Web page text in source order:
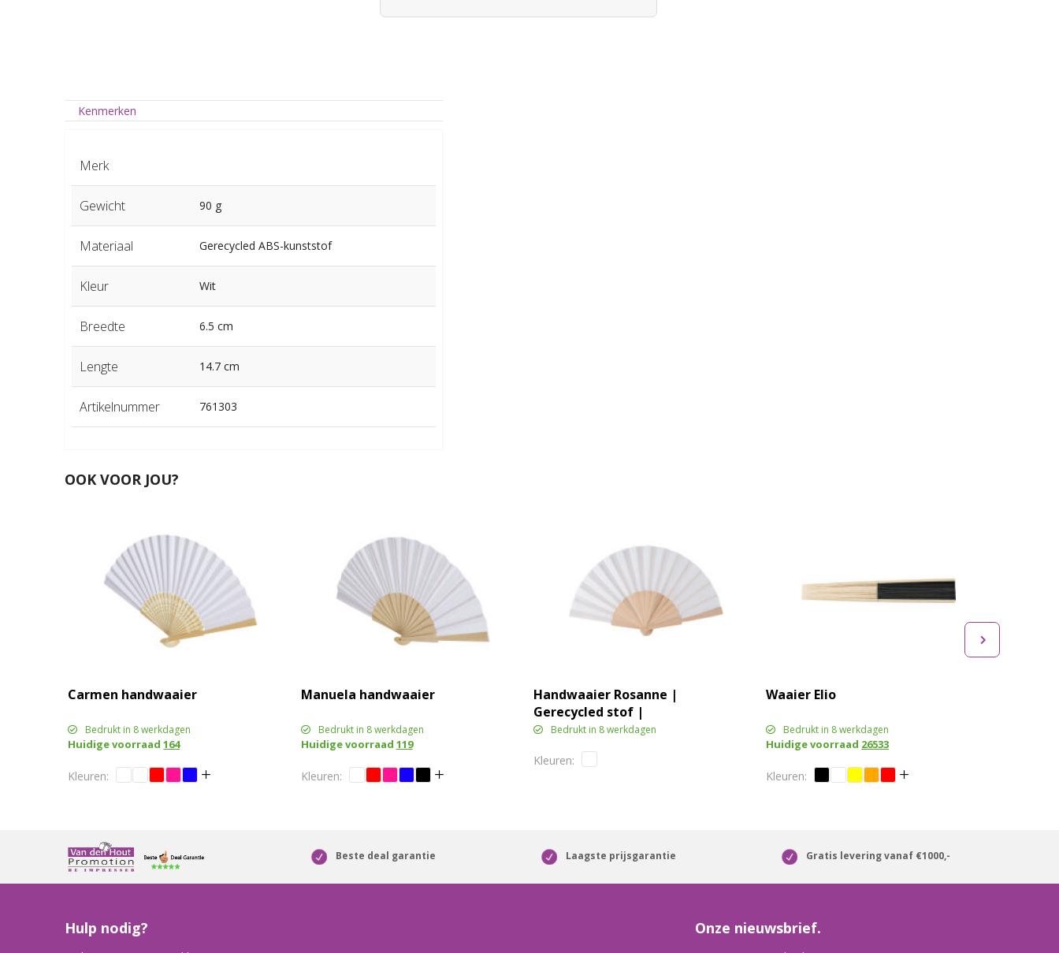
Kenmerken
Merk
Gewicht 90 g
Materiaal Gerecycled ABS-kunststof
Kleur Wit
Breedte 6.5 cm
Lengte 14.7 cm
Artikelnummer 761303
OOK VOOR JOU?
Carmen handwaaier
Bedrukt in 8 werkdagen
Huidige voorraad164
Manuela handwaaier
Bedrukt in 8 werkdagen
Huidige voorraad 119
Handwaaier Rosanne |
Gerecycled stof |
Houten handvat
Bedrukt in 8 werkdagen
Waaier Elio
Bedrukt in 8 werkdagen
Huidige voorraad 26533
Beste deal garantie Laagste prijsgarantie Gratis levering vanaf €1000,-
Hulp nodig? Onze nieuwsbrief.